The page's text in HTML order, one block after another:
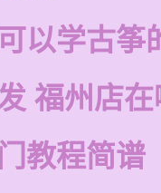
以学古筝
福州店
教程简谱